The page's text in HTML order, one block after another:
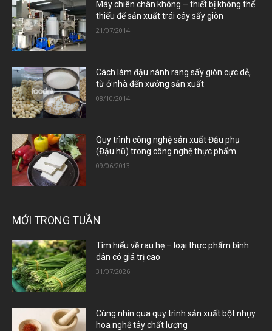
Máy chiên chân không – thiết bị không thể
thiếu để sản xuất trái cây sấy giòn
21/07/2014
Cách làm đậu nành rang sấy giòn cực dễ,
từ ở nhà đến xưởng sản xuất
08/10/2014
Quy trình công nghệ sản xuất Đậu phụ
(Đậu hũ) trong công nghệ thực phẩm
09/06/2013
MỚI TRONG TUẦN
Tìm hiểu về rau hẹ – loại thực phẩm bình
dân có giá trị cao
31/07/2026
Cùng nhìn qua quy trình sản xuất bột nhụy
hoa nghệ tây chất lượng